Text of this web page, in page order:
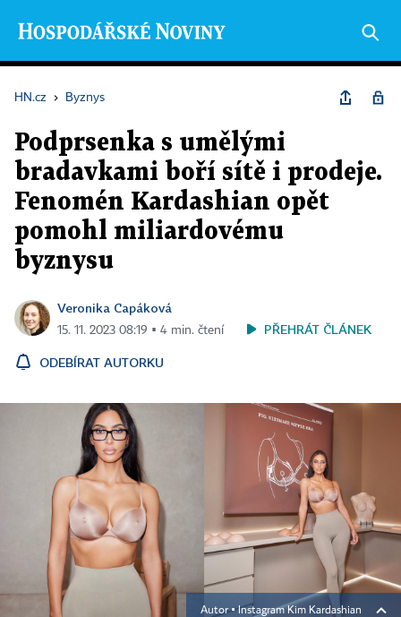
HN.cz › Byznys
Podprsenka s umělými
bradavkami boří sítě i prodeje.
Fenomén Kardashian opět
pomohl miliardovému
byznysu
Veronika Capáková
15. 11. 2023 08:19 ▪ 4 min. čtení PŘEHRÁT ČLÁNEK
ODEBÍRAT AUTORKU
Autor ▪Instagram Kim Kardashian